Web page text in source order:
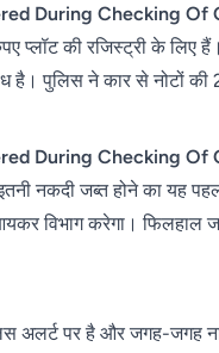
During Checking Of
प्लॉट की रजिस्ट्री के लिए
है। पुलिस ने कार से नोटों
During Checking Of
नकदी जब्त होने का यह
विभाग करेगा। फिलहाल
अलर्ट पर है और जगह-जगह